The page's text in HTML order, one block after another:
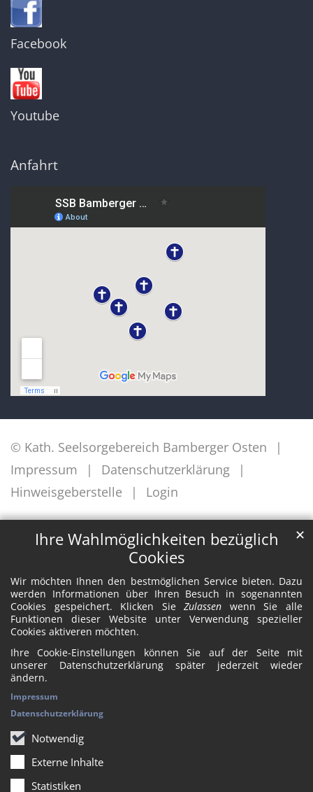
Ihre Wahlmöglichkeiten bezüglich
Cookies
Wir möchten Ihnen den bestmöglichen Service bieten. Dazu
werden Informationen über Ihren Besuch in sogenannten
Cookies gespeichert. Klicken SieZulassen wenn Sie alle
Funktionen dieser Website unter Verwendung spezieller
Cookies aktiveren möchten.
Ihre Cookie-Einstellungen können Sie auf der Seite mit
unserer Datenschutzerklärung später jederzeit wieder
ändern.
Notwendig
Externe Inhalte
Statistiken
✕
Impressum
Datenschutzerklärung
Facebook
Youtube
Anfahrt
© Kath. Seelsorgebereich Bamberger Osten
Impressum
Datenschutzerklärung
Hinweisgeberstelle
Login